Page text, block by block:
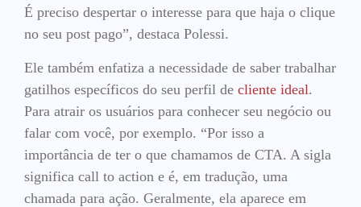
É preciso despertar o interesse para que haja o clique
no seu post pago”, destaca Polessi.
Ele também enfatiza a necessidade de saber trabalhar
gatilhos específicos do seu perfil de cliente ideal.
Para atrair os usuários para conhecer seu negócio ou
falar com você, por exemplo. “Por isso a
importância de ter o que chamamos de CTA. A sigla
significa call to action e é, em tradução, uma
chamada para ação. Geralmente, ela aparece em